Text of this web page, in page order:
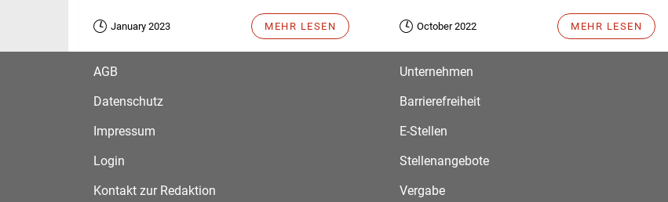
January 2023 MEHR LESEN October 2022 MEHR LESEN
AGB
Datenschutz
Impressum
Login
Kontakt zur Redaktion
Unternehmen
Barrierefreiheit
E-Stellen
Stellenangebote
Vergabe